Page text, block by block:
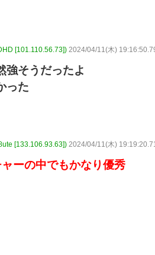
[101.110.56.73]) 2024/04/11(木)
強そうだったよ
った
[133.106.93.63]) 2024/04/11(木)
ーの中でもかなり優秀